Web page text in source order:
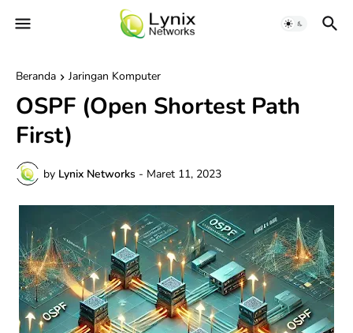
Beranda Jaringan Komputer
OSPF (Open Shortest Path
First)
by Lynix Networks - Maret 11, 2023